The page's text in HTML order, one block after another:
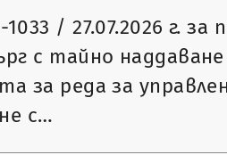
/ 27.07.2026 г. за
с тайно наддаване
за реда за
с…